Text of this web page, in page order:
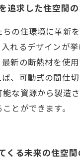
追求した住空間
の住環境に革新
れるデザインが
新の断熱材を使
、可動式の間仕
な資源から製造
とができます。
くる未来の住空